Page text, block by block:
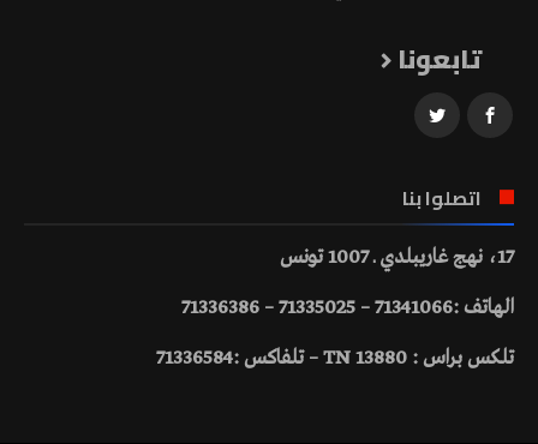
تابعونا
اتصلوا بنا
17، نهج غاريبلدي ـ 1007 تونس
الهاتف :71341066 – 71335025 – 71336386
تلكس براس : 13880 TN – تلفاكس :71336584